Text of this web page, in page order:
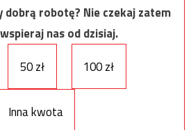
dobrą robotę? Nie czekaj zatem
nas od dzisiaj.
50 zł 100 zł
Inna kwota